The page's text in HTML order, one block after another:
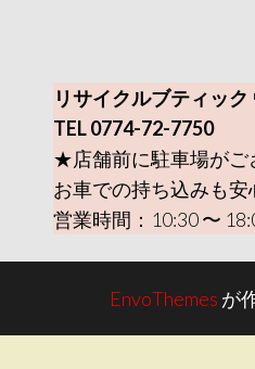
リサイクルブティック
TEL 0774-72-7750
★店舗前に駐車場がご
お車での持ち込みも安
営業時間：10:30 〜
EnvoThemes が